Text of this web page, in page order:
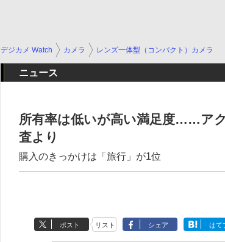
デジカメ Watch カメラ レンズ一体型（コンパクト）カメラ
ニュース
所有率は低いが高い満足度……ア
査より
購入のきっかけは「旅行」が1位
ポスト リスト シェア はて